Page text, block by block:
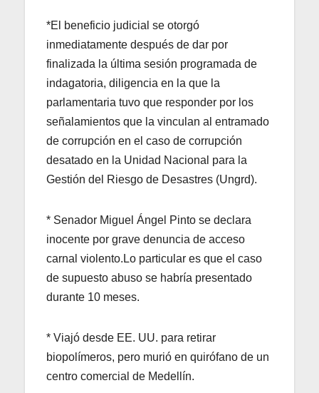
*El beneficio judicial se otorgó
inmediatamente después de dar por
finalizada la última sesión programada de
indagatoria, diligencia en la que la
parlamentaria tuvo que responder por los
señalamientos que la vinculan al entramado
de corrupción en el caso de corrupción
desatado en la Unidad Nacional para la
Gestión del Riesgo de Desastres (Ungrd).
* Senador Miguel Ángel Pinto se declara
inocente por grave denuncia de acceso
carnal violento.Lo particular es que el caso
de supuesto abuso se habría presentado
durante 10 meses.
* Viajó desde EE. UU. para retirar
biopolímeros, pero murió en quirófano de un
centro comercial de Medellín.